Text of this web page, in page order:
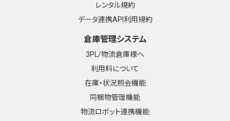
レンタル規約
データ連携API利用規約
倉庫管理システム
3PL/物流倉庫様へ
利用料について
在庫・状況照会機能
同梱物管理機能
物流ロボット連携機能